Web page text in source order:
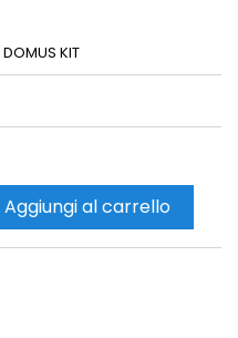
DOMUS KIT
Aggiungi al carrello